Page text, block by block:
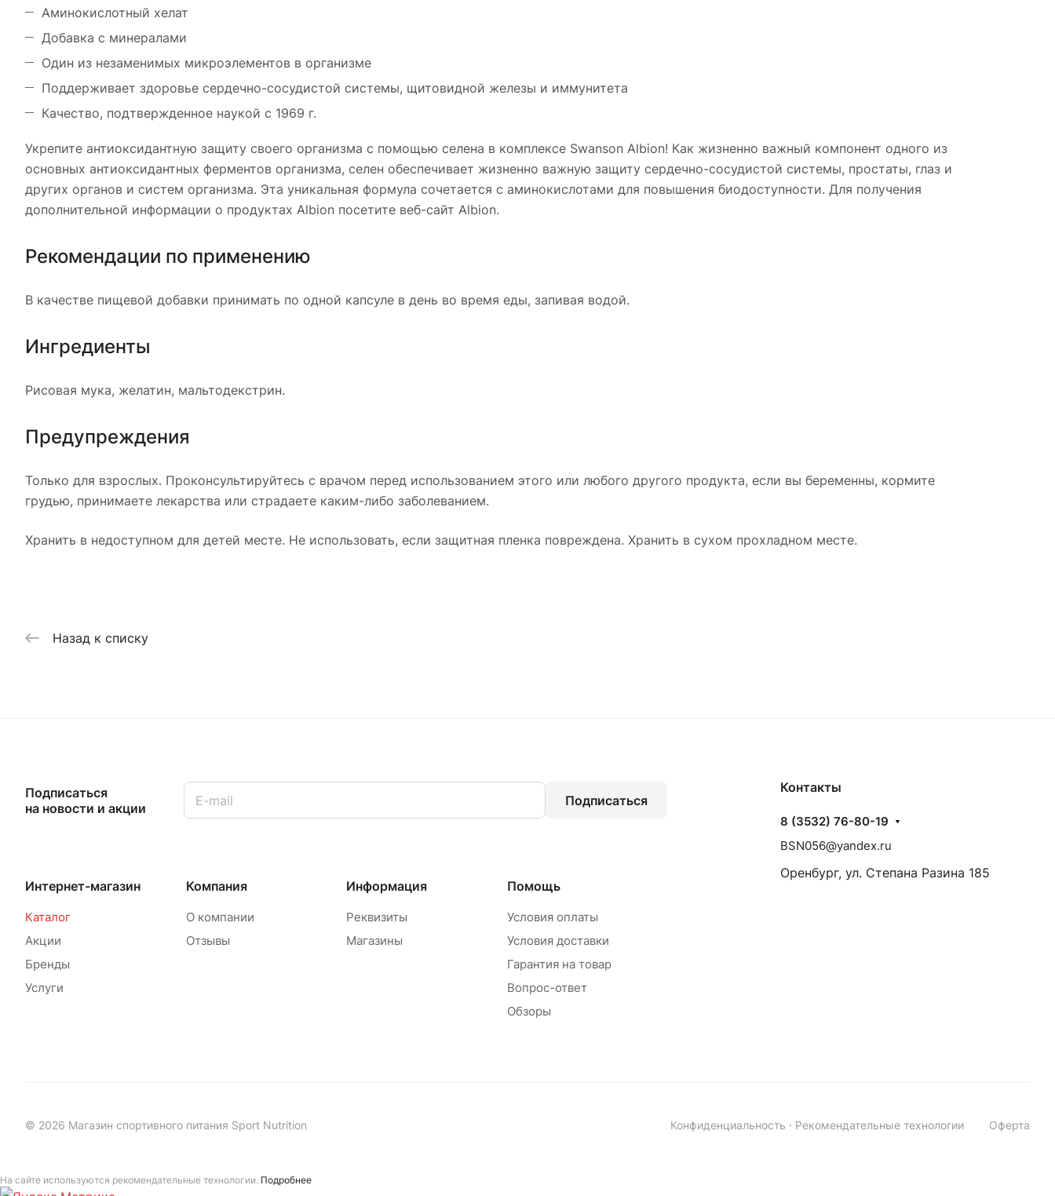
Аминокислотный хелат
Добавка с минералами
Один из незаменимых микроэлементов в организме
Поддерживает здоровье сердечно-сосудистой системы, щитовидной железы и иммунитета
Качество, подтвержденное наукой с 1969 г.
Укрепите антиоксидантную защиту своего организма с помощью селена в комплексе Swanson Albion! Как жизненно важный компонент одного из
основных антиоксидантных ферментов организма, селен обеспечивает жизненно важную защиту сердечно-сосудистой системы, простаты, глаз и
других органов и систем организма. Эта уникальная формула сочетается с аминокислотами для повышения биодоступности. Для получения
дополнительной информации о продуктах Albion посетите веб-сайт Albion.
Рекомендации по применению
В качестве пищевой добавки принимать по одной капсуле в день во время еды, запивая водой.
Ингредиенты
Рисовая мука, желатин, мальтодекстрин.
Предупреждения
Только для взрослых. Проконсультируйтесь с врачом перед использованием этого или любого другого продукта, если вы беременны, кормите
грудью, принимаете лекарства или страдаете каким-либо заболеванием.
Хранить в недоступном для детей месте. Не использовать, если защитная пленка повреждена. Хранить в сухом прохладном месте.
Назад к списку
Подписаться
на новости и акции
Подписаться
Интернет-магазин
Каталог
Акции
Бренды
Услуги
Компания
О компании
Отзывы
Информация
Реквизиты
Магазины
Помощь
Условия оплаты
Условия доставки
Гарантия на товар
Вопрос-ответ
Обзоры
Контакты
8 (3532) 76-80-19
BSN056@yandex.ru
Оренбург, ул. Степана Разина 185
© 2026 Магазин спортивного питания Sport Nutrition Конфиденциальность · Рекомендательные технологии Оферта
На сайте используются рекомендательные технологии. Подробнее